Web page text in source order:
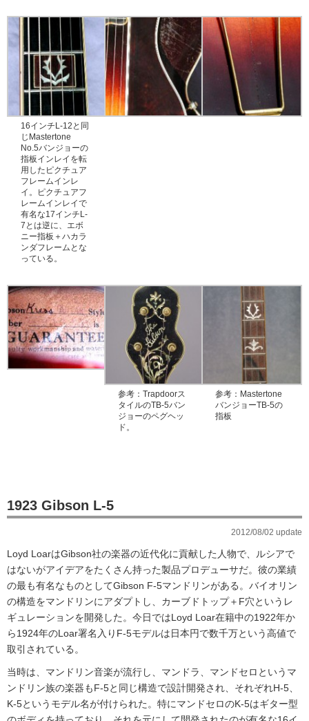
16インチL-12と同
じMastertone
No.5バンジョーの
指板インレイを転
用したピクチュア
フレームインレ
イ。ピクチュアフ
レームインレイで
有名な17インチL-
7とは逆に、エボ
ニー指板＋ハカラ
ンダフレームとな
っている。
参考：Trapdoorス
タイルのTB-5バン
ジョーのペグヘッ
ド。
参考：Mastertone
バンジョーTB-5の
指板
1923 Gibson L-5
2012/08/02 update
Loyd LoarはGibson社の楽器の近代化に貢献した人物で、ルシアで
はないがアイデアをたくさん持った製品プロデューサだ。彼の業績
の最も有名なものとしてGibson F-5マンドリンがある。バイオリン
の構造をマンドリンにアダプトし、カーブドトップ＋F穴というレ
ギュレーションを開発した。今日ではLoyd Loar在籍中の1922年か
ら1924年のLoar署名入りF-5モデルは日本円で数千万という高値で
取引されている。
当時は、マンドリン音楽が流行し、マンドラ、マンドセロというマ
ンドリン族の楽器もF-5と同じ構造で設計開発され、それぞれH-5、
K-5というモデル名が付けられた。特にマンドセロのK-5はギター型